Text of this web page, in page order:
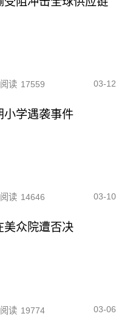
阅读 17559 03-12
小学遇袭事件
阅读 14646 03-10
美众院遭否决
阅读 19774 03-06